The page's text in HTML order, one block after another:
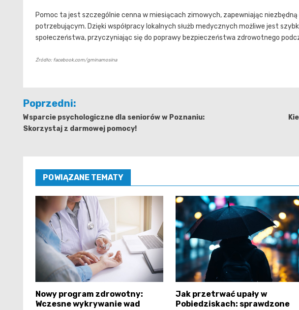
Pomoc ta jest szczególnie cenna w miesiącach zimowych, zapewniając
potrzebującym. Dzięki współpracy lokalnych służb medycznych możliwe jest
społeczeństwa, przyczyniając się do poprawy bezpieczeństwa zdrowotnego
Źródło: facebook.com/gminamosina
Nawigacja
wpisu
Poprzedni:
Wsparcie psychologiczne dla seniorów w Poznaniu:
Skorzystaj z darmowej pomocy!
POWIĄZANE TEMATY
Nowy program zdrowotny:
Wczesne wykrywanie wad
Jak przetrwać upały w
Pobiedziskach: sprawdzone